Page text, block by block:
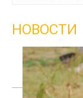
НОВОСТИ